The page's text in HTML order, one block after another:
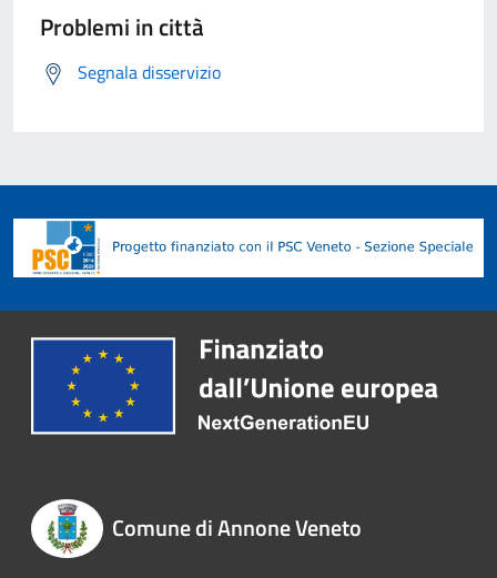
Problemi in città
Segnala disservizio
Comune di Annone Veneto